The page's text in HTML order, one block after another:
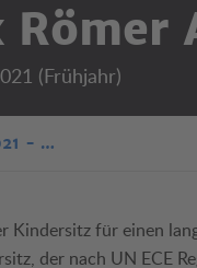
Römer
(Frühjahr)
- …
Kindersitz für einen
der nach UN ECE